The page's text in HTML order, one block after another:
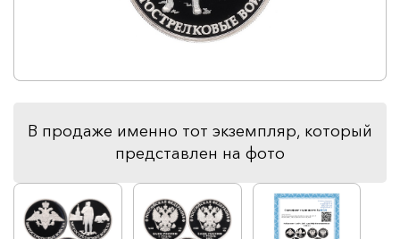
В продаже именно тот экземпляр, который
представлен на фото